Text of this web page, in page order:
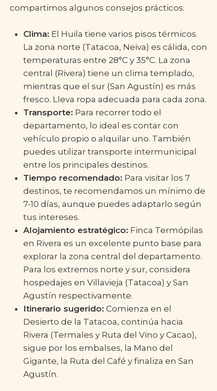
compartimos algunos consejos prácticos:
Clima: El Huila tiene varios pisos térmicos.
La zona norte (Tatacoa, Neiva) es cálida, con
temperaturas entre 28°C y 35°C. La zona
central (Rivera) tiene un clima templado,
mientras que el sur (San Agustín) es más
fresco. Lleva ropa adecuada para cada zona.
Transporte: Para recorrer todo el
departamento, lo ideal es contar con
vehículo propio o alquilar uno. También
puedes utilizar transporte intermunicipal
entre los principales destinos.
Tiempo recomendado: Para visitar los 7
destinos, te recomendamos un mínimo de
7-10 días, aunque puedes adaptarlo según
tus intereses.
Alojamiento estratégico: Finca Termópilas
en Rivera es un excelente punto base para
explorar la zona central del departamento.
Para los extremos norte y sur, considera
hospedajes en Villavieja (Tatacoa) y San
Agustín respectivamente.
Itinerario sugerido: Comienza en el
Desierto de la Tatacoa, continúa hacia
Rivera (Termales y Ruta del Vino y Cacao),
sigue por los embalses, la Mano del
Gigante, la Ruta del Café y finaliza en San
Agustín.